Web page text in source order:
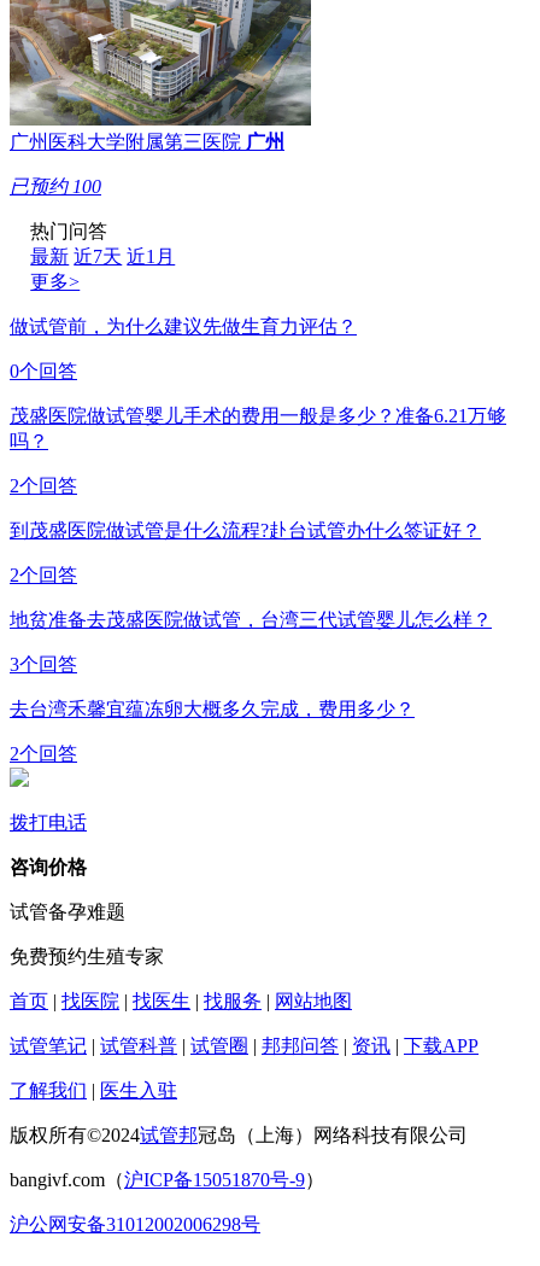
广州医科大学附属第三医院 广州
已预约 100
热门问答
最新 近7天 近1月
更多>
做试管前，为什么建议先做生育力评估？
0个回答
茂盛医院做试管婴儿手术的费用一般是多少？准备6.21万够
吗？
2个回答
到茂盛医院做试管是什么流程?赴台试管办什么签证好？
2个回答
地贫准备去茂盛医院做试管，台湾三代试管婴儿怎么样？
3个回答
去台湾禾馨宜蕴冻卵大概多久完成，费用多少？
2个回答
拨打电话
咨询价格
试管备孕难题
免费预约生殖专家
首页 | 找医院 | 找医生 | 找服务 | 网站地图
试管笔记 | 试管科普 | 试管圈 | 邦邦问答 | 资讯 | 下载APP
了解我们 | 医生入驻
版权所有©2024试管邦冠岛（上海）网络科技有限公司
bangivf.com（沪ICP备15051870号-9）
沪公网安备31012002006298号